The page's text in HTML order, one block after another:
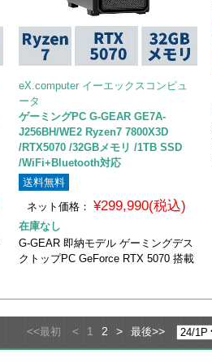
eX.computer イーエックスコンピュ
ータ
ゲーミングPC G-GEAR GE7A-
J256BH/WE2 Ryzen7 7800X3D
/RTX5070 /32GBメモリ /1TB SSD
/WiFi+Bluetooth対応
送料無料
ネット価格： ¥299,990(税込)
在庫なし
G-GEAR 即納モデル ゲーミングデス
クトップPC GeForce RTX 5070 搭載
<<最初 < 1 2 > 最後>>